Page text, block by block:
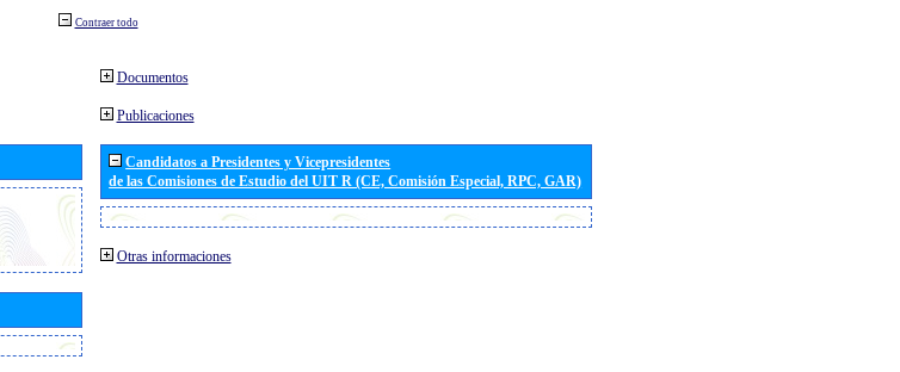
Contraer todo
Documentos
Publicaciones
Candidatos a Presidentes y Vicepresidentes
de las Comisiones de Estudio del UIT R (CE, Comisión Especial, RPC, GAR)
Otras informaciones